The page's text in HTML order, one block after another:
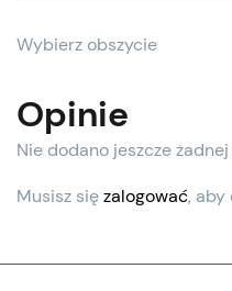
Wybierz obszycie
Opinie
Nie dodano jeszcze
Musisz sięzalogować, aby